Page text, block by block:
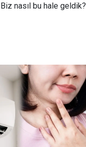
Biz nasıl bu hale geldik?